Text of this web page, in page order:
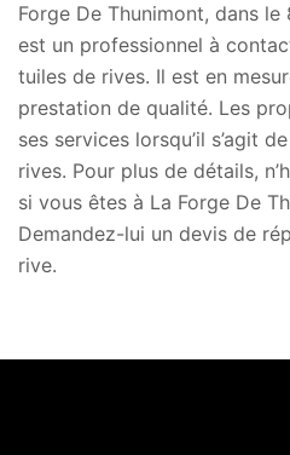
Forge De Thunimont, dans
est un professionnel à
tuiles de rives. Il est en
prestation de qualité. Les
ses services lorsqu’il s’agit
rives. Pour plus de détails,
si vous êtes à La Forge De
Demandez-lui un devis de
rive.